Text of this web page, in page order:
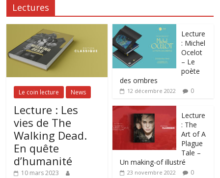
Lectures
Le coin lecture News
Lecture : Les
vies de The
Walking Dead.
En quête
d’humanité
10 mars 2023
Lecture
: Michel
Ocelot
– Le
poète
des ombres
12 décembre 2022 0
Lecture
: The
Art of A
Plague
Tale –
Un making-of illustré
23 novembre 2022 0